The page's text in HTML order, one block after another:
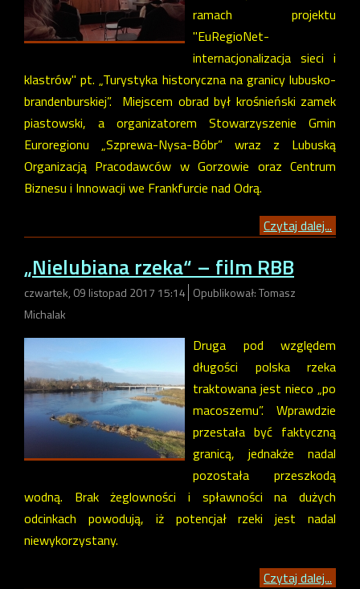
ramach projektu
"EuRegioNet-
internacjonalizacja sieci i
klastrów" pt. „Turystyka historyczna na granicy lubusko-
brandenburskiej”. Miejscem obrad był krośnieński zamek
piastowski, a organizatorem Stowarzyszenie Gmin
Euroregionu „Szprewa-Nysa-Bóbr” wraz z Lubuską
Organizacją Pracodawców w Gorzowie oraz Centrum
Biznesu i Innowacji we Frankfurcie nad Odrą.
Czytaj dalej...
„Nielubiana rzeka“ – film RBB
czwartek, 09 listopad 2017 15:14 Opublikował: Tomasz
Michalak
Druga pod względem
długości polska rzeka
traktowana jest nieco „po
macoszemu”. Wprawdzie
przestała być faktyczną
granicą, jednakże nadal
pozostała przeszkodą
wodną. Brak żeglowności i spławności na dużych
odcinkach powodują, iż potencjał rzeki jest nadal
niewykorzystany.
Czytaj dalej...